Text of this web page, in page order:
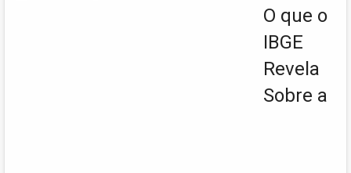
O que o
IBGE
Revela
Sobre a